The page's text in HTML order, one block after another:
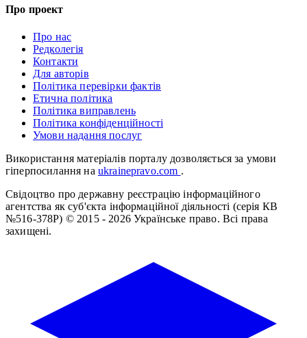
Про проект
Про нас
Редколегія
Контакти
Для авторів
Політика перевірки фактів
Етична політика
Політика виправлень
Політика конфіденційності
Умови надання послуг
Використання матеріалів порталу дозволяється за умови
гіперпосилання на ukrainepravo.com .
Свідоцтво про державну реєстрацію інформаційного
агентства як суб'єкта інформаційної діяльності (серія КВ
№516-378Р) © 2015 - 2026 Українське право. Всі права
захищені.